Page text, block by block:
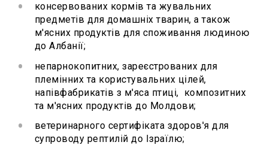
консервованих кормів та жувальних
предметів для домашніх тварин, а також
м'ясних продуктів для споживання людиною
до Албанії;
непарнокопитних, зареєстрованих для
племінних та користувальних цілей,
напівфабрикатів з м'яса птиці, композитних
та м'ясних продуктів до Молдови;
ветеринарного сертифіката здоров'я для
супроводу рептилій до Ізраїлю;